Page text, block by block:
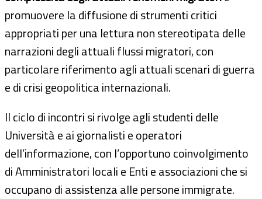
promuovere la diffusione di strumenti critici
appropriati per una lettura non stereotipata delle
narrazioni degli attuali flussi migratori, con
particolare riferimento agli attuali scenari di guerra
e di crisi geopolitica internazionali.
Il ciclo di incontri si rivolge agli studenti delle
Università e ai giornalisti e operatori
dell’informazione, con l’opportuno coinvolgimento
di Amministratori locali e Enti e associazioni che si
occupano di assistenza alle persone immigrate.